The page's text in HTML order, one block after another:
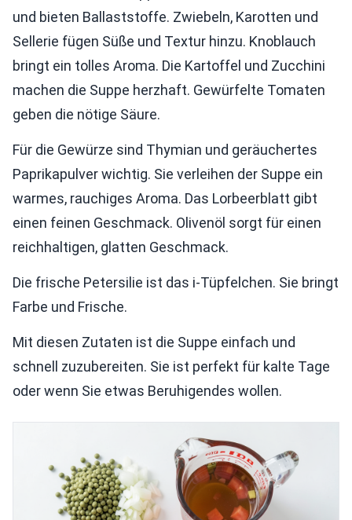
und bieten Ballaststoffe. Zwiebeln, Karotten und
Sellerie fügen Süße und Textur hinzu. Knoblauch
bringt ein tolles Aroma. Die Kartoffel und Zucchini
machen die Suppe herzhaft. Gewürfelte Tomaten
geben die nötige Säure.
Für die Gewürze sind Thymian und geräuchertes
Paprikapulver wichtig. Sie verleihen der Suppe ein
warmes, rauchiges Aroma. Das Lorbeerblatt gibt
einen feinen Geschmack. Olivenöl sorgt für einen
reichhaltigen, glatten Geschmack.
Die frische Petersilie ist das i-Tüpfelchen. Sie bringt
Farbe und Frische.
Mit diesen Zutaten ist die Suppe einfach und
schnell zuzubereiten. Sie ist perfekt für kalte Tage
oder wenn Sie etwas Beruhigendes wollen.